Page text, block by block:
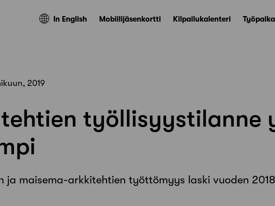
In English Mobiilijäsenkortti Kilpailukalenteri
2019
työllisyystilanne
ja maisema-arkkitehtien työttömyys laski vuoden